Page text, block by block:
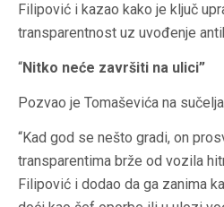
Filipović i kazao kako je ključ
transparentnost uz uvođenje
“Nitko neće završiti na ulici”
Pozvao je Tomaševića na
“Kad god se nešto gradi, on
transparentima brže od vozila
Filipović i dodao da ga zanima